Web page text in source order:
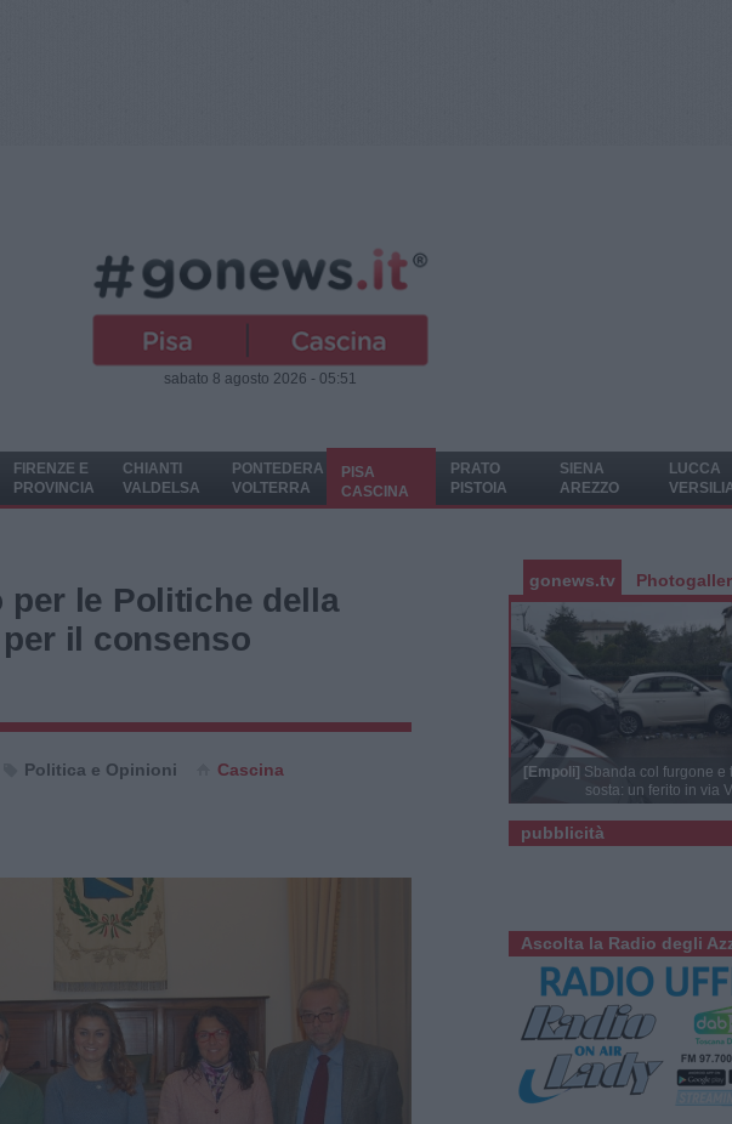
sabato 8 agosto 2026 - 05:51
FIRENZE E
PROVINCIA
CHIANTI
VALDELSA
PONTEDERA
VOLTERRA
PISA
CASCINA
PRATO
PISTOIA
SIENA
AREZZO
LUCCA
per le Politiche della
il consenso
Politica e Opinioni Cascina
gonews.tv
[Empoli] Sbanda col furgone e
sosta: un ferito in via
pubblicità
Ascolta la Radio degli